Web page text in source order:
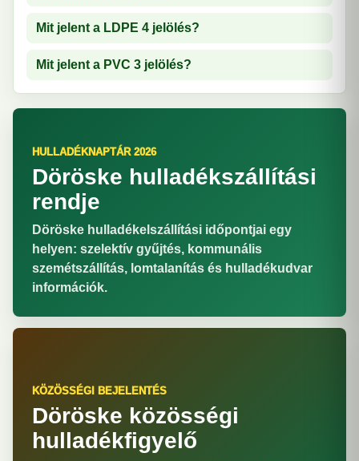
Mit jelent a LDPE 4 jelölés?
Mit jelent a PVC 3 jelölés?
HULLADÉKNAPTÁR 2026
Döröske hulladékszállítási
rendje
Döröske hulladékelszállítási időpontjai egy
helyen: szelektív gyűjtés, kommunális
szemétszállítás, lomtalanítás és hulladékudvar
információk.
KÖZÖSSÉGI BEJELENTÉS
Döröske közösségi
hulladékfigyelő